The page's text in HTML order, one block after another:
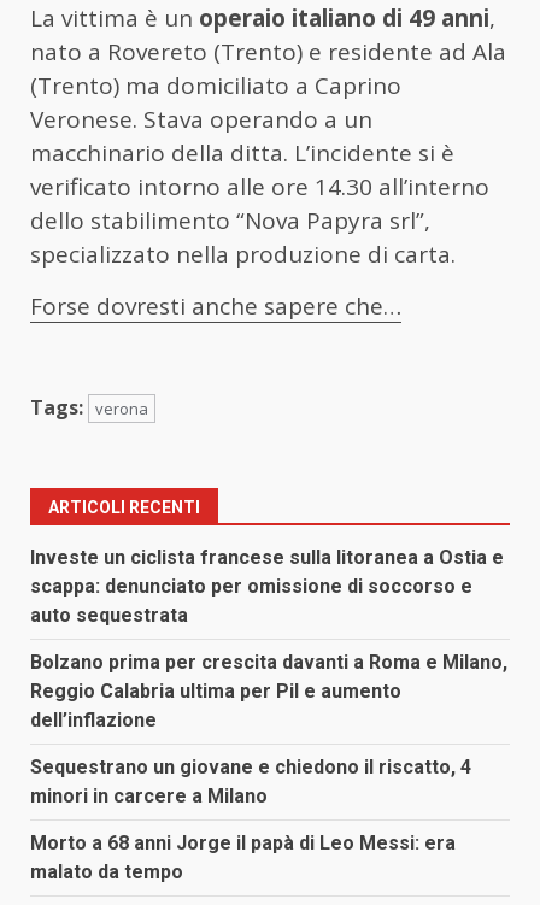
La vittima è un operaio italiano di 49 anni,
nato a Rovereto (Trento) e residente ad Ala
(Trento) ma domiciliato a Caprino
Veronese. Stava operando a un
macchinario della ditta. L’incidente si è
verificato intorno alle ore 14.30 all’interno
dello stabilimento “Nova Papyra srl”,
specializzato nella produzione di carta.
Forse dovresti anche sapere che…
Tags: verona
ARTICOLI RECENTI
Investe un ciclista francese sulla litoranea a Ostia e
scappa: denunciato per omissione di soccorso e
auto sequestrata
Bolzano prima per crescita davanti a Roma e Milano,
Reggio Calabria ultima per Pil e aumento
dell’inflazione
Sequestrano un giovane e chiedono il riscatto, 4
minori in carcere a Milano
Morto a 68 anni Jorge il papà di Leo Messi: era
malato da tempo